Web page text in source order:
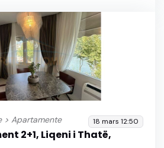
> Apartamente 18 mars 12:50
2+1, Liqeni i Thatë,